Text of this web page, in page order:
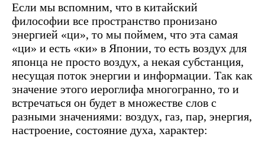
Если мы вспомним, что в китайский
философии все пространство пронизано
энергией «ци», то мы поймем, что эта самая
«ци» и есть «ки» в Японии, то есть воздух для
японца не просто воздух, а некая субстанция,
несущая поток энергии и информации. Так как
значение этого иероглифа многогранно, то и
встречаться он будет в множестве слов с
разными значениями: воздух, газ, пар, энергия,
настроение, состояние духа, характер: